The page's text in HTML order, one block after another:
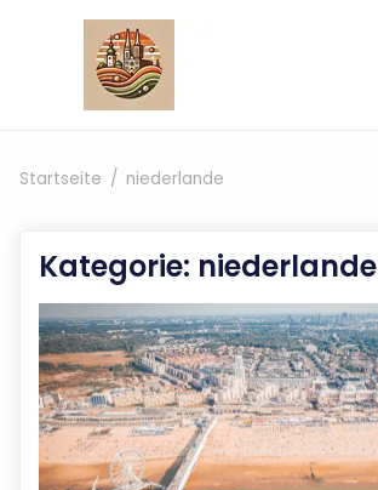
Zum Inhalt springen
Startseite niederlande
Kategorie: niederlande